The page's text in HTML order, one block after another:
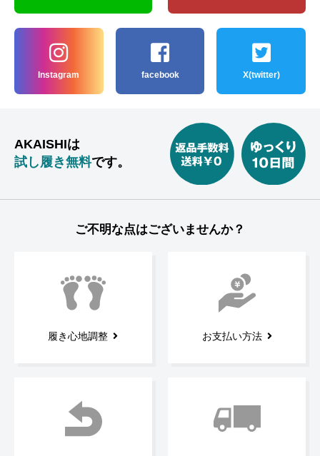
Instagram facebook X(twitter)
AKAISHIは
試し履き無料です。
ご不明な点はございませんか？
履き心地調整 お支払い方法